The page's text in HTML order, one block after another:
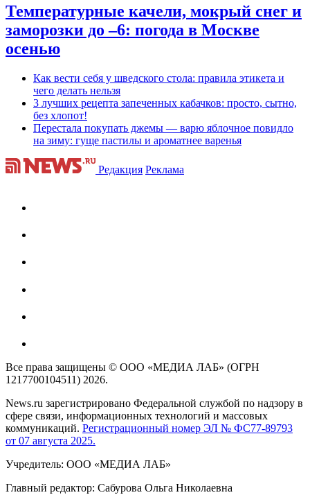
Температурные качели, мокрый снег и
заморозки до –6: погода в Москве
осенью
Как вести себя у шведского стола: правила этикета и
чего делать нельзя
3 лучших рецепта запеченных кабачков: просто, сытно,
без хлопот!
Перестала покупать джемы — варю яблочное повидло
на зиму: гуще пастилы и ароматнее варенья
Редакция Реклама
Все права защищены © ООО «МЕДИА ЛАБ» (ОГРН
1217700104511) 2026.
News.ru зарегистрировано Федеральной службой по надзору в
сфере связи, информационных технологий и массовых
коммуникаций. Регистрационный номер ЭЛ № ФС77-89793
от 07 августа 2025.
Учредитель: ООО «МЕДИА ЛАБ»
Главный редактор: Сабурова Ольга Николаевна